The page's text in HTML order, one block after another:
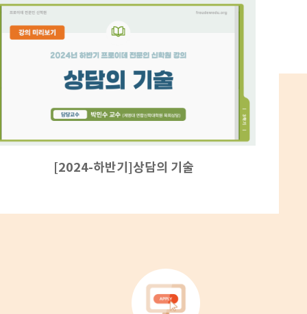
[2024-하반기]상담의 기술